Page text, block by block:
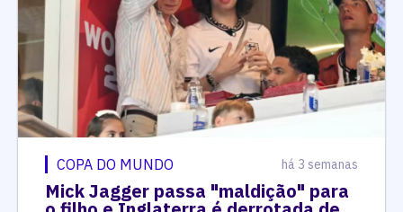
COPA DO MUNDO há 3 semanas
Mick Jagger passa "maldição" para